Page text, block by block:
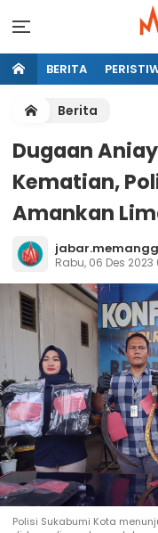
BERITA
Berita
Dugaan
Kematian,
Amankan
Rabu, 06 Des 2023
Polisi Sukabumi Kota